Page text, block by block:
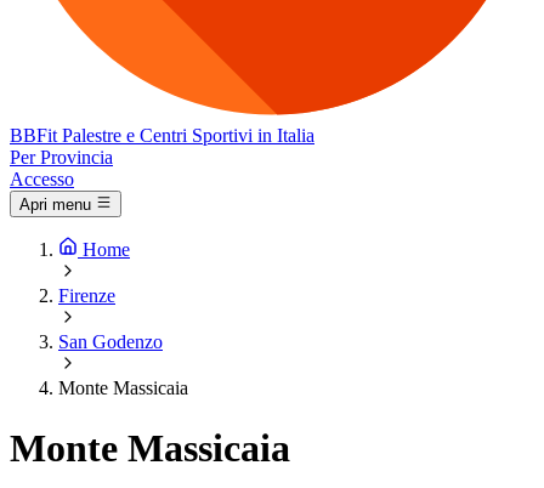
BBFit Palestre e Centri Sportivi in Italia
Per Provincia
Accesso
Apri menu
Home
Firenze
San Godenzo
Monte Massicaia
Monte Massicaia